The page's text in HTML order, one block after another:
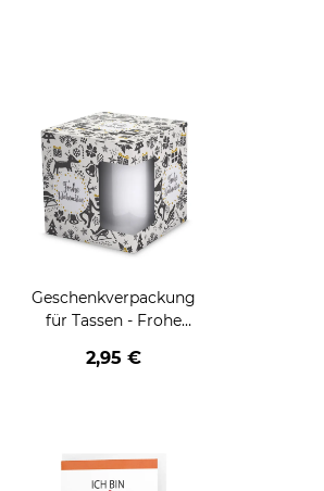
Geschenkverpackung
für Tassen - Frohe
2,95 €